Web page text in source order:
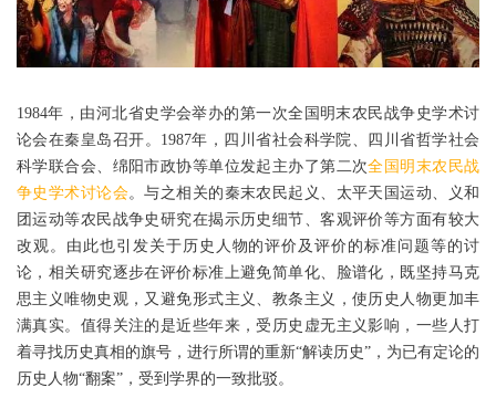
1984年，由河北省史学会举办的第一次全国明末农民战争史学术讨
论会在秦皇岛召开。1987年，四川省社会科学院、四川省哲学社会
科学联合会、绵阳市政协等单位发起主办了第二次全国明末农民战
争史学术讨论会。与之相关的秦末农民起义、太平天国运动、义和
团运动等农民战争史研究在揭示历史细节、客观评价等方面有较大
改观。由此也引发关于历史人物的评价及评价的标准问题等的讨
论，相关研究逐步在评价标准上避免简单化、脸谱化，既坚持马克
思主义唯物史观，又避免形式主义、教条主义，使历史人物更加丰
满真实。值得关注的是近些年来，受历史虚无主义影响，一些人打
着寻找历史真相的旗号，进行所谓的重新“解读历史”，为已有定论的
历史人物“翻案”，受到学界的一致批驳。